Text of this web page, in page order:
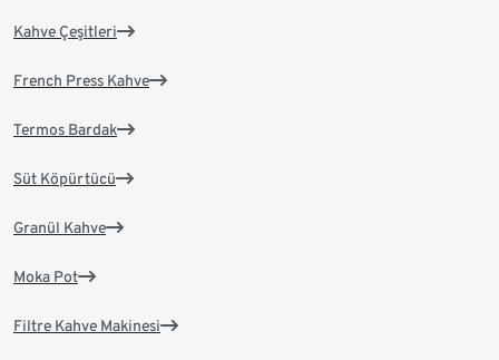
Kahve Çeşitleri
French Press Kahve
Termos Bardak
Süt Köpürtücü
Granül Kahve
Moka Pot
Filtre Kahve Makinesi